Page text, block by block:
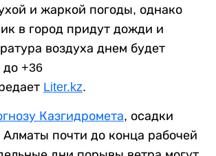
и жаркой погоды, однако
в город придут дожди и
воздуха днем будет
до +36
Liter.kz.
Казгидромета, осадки
почти до конца рабочей